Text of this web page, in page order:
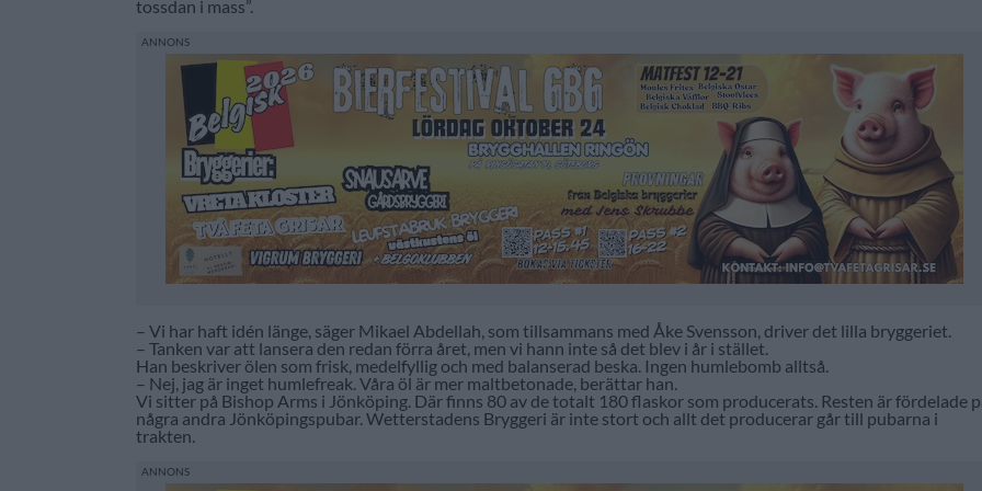
tossdan i mass”.
– Vi har haft idén länge, säger Mikael Abdellah, som tillsammans med Åke Svensson, driver det lilla bryggeriet.
– Tanken var att lansera den redan förra året, men vi hann inte så det blev i år i stället.
Han beskriver ölen som frisk, medelfyllig och med balanserad beska. Ingen humlebomb alltså.
– Nej, jag är inget humlefreak. Våra öl är mer maltbetonade, berättar han.
Vi sitter på Bishop Arms i Jönköping. Där finns 80 av de totalt 180 flaskor som producerats. Resten är fördelade
några andra Jönköpingspubar. Wetterstadens Bryggeri är inte stort och allt det producerar går till pubarna i
trakten.